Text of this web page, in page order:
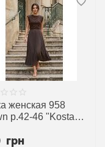
женская 958
р.42-46 "Kosta"
поставщика
грн